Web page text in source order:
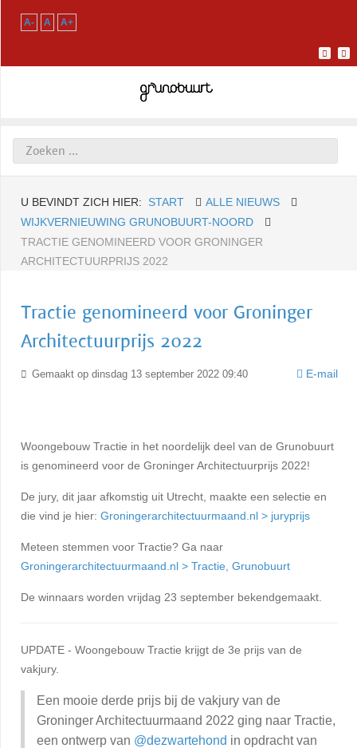
A- A A+
U BEVINDT ZICH HIER: START
ALLE NIEUWS
WIJKVERNIEUWING GRUNOBUURT-NOORD
TRACTIE GENOMINEERD VOOR GRONINGER
ARCHITECTUURPRIJS 2022
Tractie genomineerd voor Groninger
Architectuurprijs 2022
E-mail
Gemaakt op dinsdag 13 september 2022 09:40
Woongebouw Tractie in het noordelijk deel van de Grunobuurt
is genomineerd voor de Groninger Architectuurprijs 2022!
De jury, dit jaar afkomstig uit Utrecht, maakte een selectie en
die vind je hier: Groningerarchitectuurmaand.nl > juryprijs
Meteen stemmen voor Tractie? Ga naar
Groningerarchitectuurmaand.nl > Tractie, Grunobuurt
De winnaars worden vrijdag 23 september bekendgemaakt.
UPDATE - Woongebouw Tractie krijgt de 3e prijs van de
vakjury.
Een mooie derde prijs bij de vakjury van de
Groninger Architectuurmaand 2022 ging naar Tractie,
een ontwerp van @dezwartehond in opdracht van